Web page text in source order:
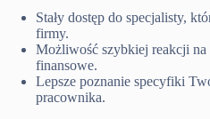
Stały dostęp do specjalisty,
firmy.
Możliwość szybkiej reakcji na
finansowe.
Lepsze poznanie specyfiki
pracownika.